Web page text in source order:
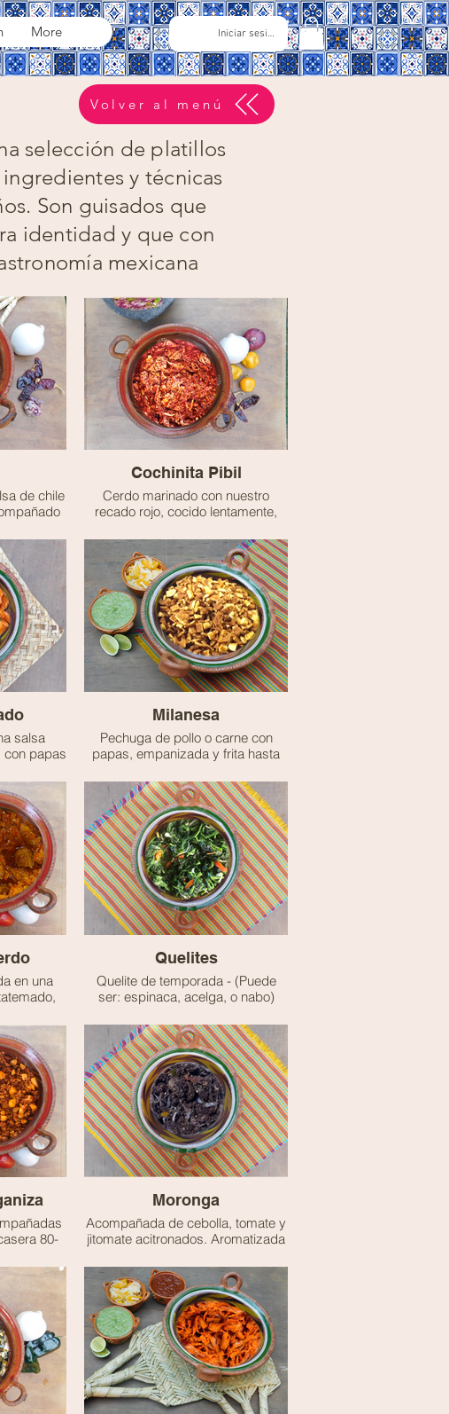
More Iniciar sesión
selección de platillos
y técnicas
Son guisados que
identidad y que con
mexicana
Volver al menú
de chile
Cochinita Pibil
Cerdo marinado con nuestro
recado rojo, cocido lentamente,
🫑 No es picante
salsa
con papas
Milanesa
Pechuga de pollo o carne con
papas, empanizada y frita hasta
por dentro.
🧸 Ideal para niñ@s
en una
de
Quelites
Quelite de temporada - (Puede
ser: espinaca, acelga, o nabo)
pimientos, creando un guisado
fresco y lleno de nutrientes.
80-
Moronga
Acompañada de cebolla, tomate y
jitomate acitronados. Aromatizada
santa.